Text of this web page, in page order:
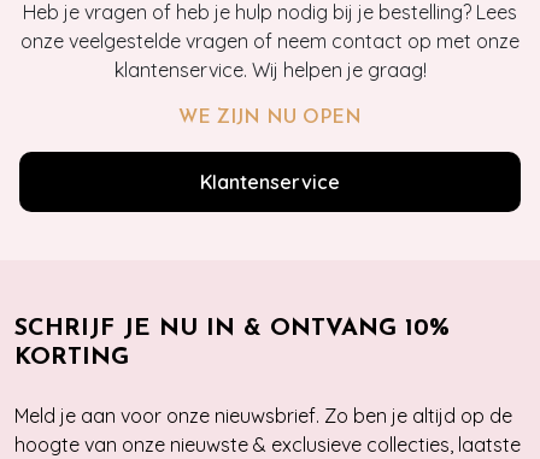
Heb je vragen of heb je hulp nodig bij je bestelling? Lees
onze veelgestelde vragen of neem contact op met onze
klantenservice. Wij helpen je graag!
WE ZIJN NU OPEN
Klantenservice
SCHRIJF JE NU IN & ONTVANG 10%
KORTING
Meld je aan voor onze nieuwsbrief. Zo ben je altijd op de
hoogte van onze nieuwste & exclusieve collecties, laatste